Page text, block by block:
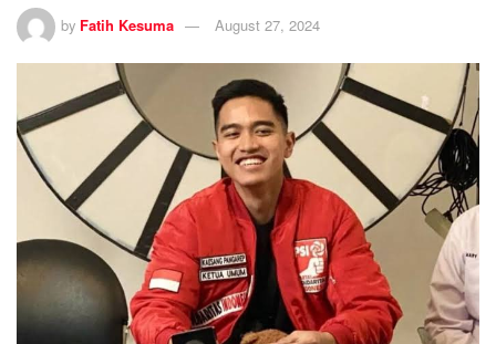
by Fatih Kesuma August 27, 2024